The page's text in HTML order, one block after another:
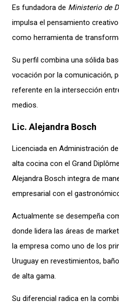
Es fundadora de Ministerio de
impulsa el pensamiento
como herramienta de
Su perfil combina una sólida
vocación por la comunicación,
referente en la intersección
medios.
Lic. Alejandra Bosch
Licenciada en Administración
alta cocina con el Grand
Alejandra Bosch integra de
empresarial con el
Actualmente se desempeña
donde lidera las áreas de
la empresa como uno de los
Uruguay en revestimientos,
de alta gama.
Su diferencial radica en la